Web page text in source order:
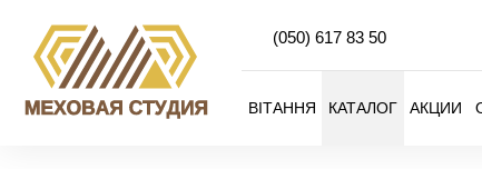
(050) 617 83 50
ВІТАННЯ КАТАЛОГ АКЦИИ